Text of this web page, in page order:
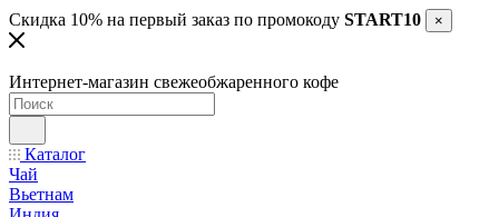
Скидка 10% на первый заказ по промокоду START10 ×
Интернет-магазин свежеобжаренного кофе
Каталог
Чай
Вьетнам